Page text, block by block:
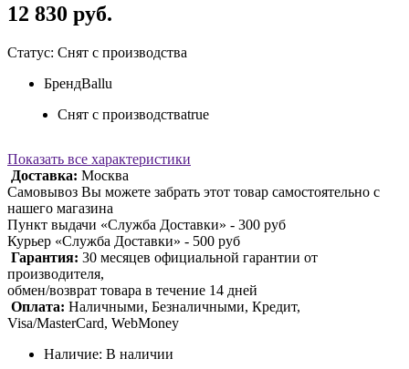
12 830 руб.
Статус: Снят с производства
БрендBallu
Снят с производстваtrue
Показать все характеристики
Доставка: Москва
Самовывоз Вы можете забрать этот товар самостоятельно с
нашего магазина
Пункт выдачи «Служба Доставки» - 300 руб
Курьер «Служба Доставки» - 500 руб
Гарантия: 30 месяцев официальной гарантии от
производителя,
обмен/возврат товара в течение 14 дней
Оплата: Наличными, Безналичными, Кредит,
Visa/MasterCard, WebMoney
Наличие: В наличии